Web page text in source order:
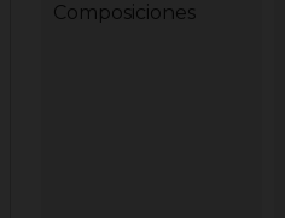
Composiciones